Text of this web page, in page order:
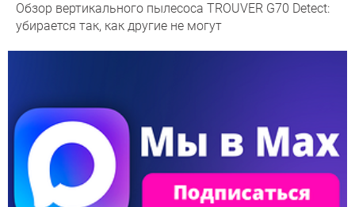
Обзор вертикального пылесоса TROUVER G70 Detect:
убирается так, как другие не могут